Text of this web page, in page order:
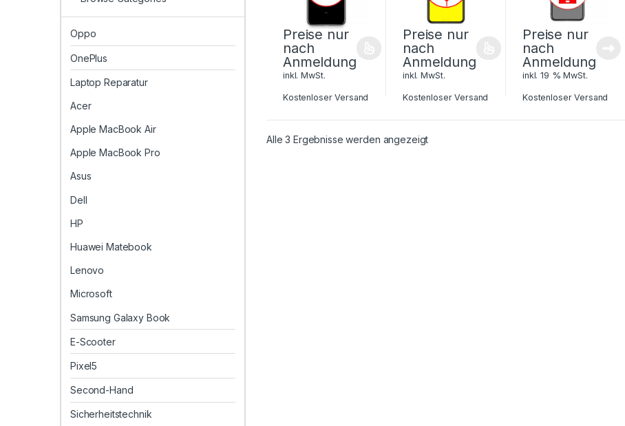
Preise nur
nach
Anmeldung
inkl. MwSt.
Kostenloser Versand
Preise nur
nach
Anmeldung
inkl. MwSt.
Kostenloser Versand
Preise nur
nach
Anmeldung
inkl. 19 % MwSt.
Kostenloser Versand
Alle 3 Ergebnisse werden angezeigt
Oppo
OnePlus
Laptop Reparatur
Acer
Apple MacBook Air
Apple MacBook Pro
Asus
Dell
HP
Huawei Matebook
Lenovo
Microsoft
Samsung Galaxy Book
E-Scooter
Pixel5
Second-Hand
Sicherheitstechnik